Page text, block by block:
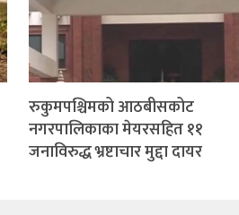
रुकुमपश्चिमको आठबीसकोट
नगरपालिकाका मेयरसहित ११
जनाविरुद्ध भ्रष्टाचार मुद्दा दायर